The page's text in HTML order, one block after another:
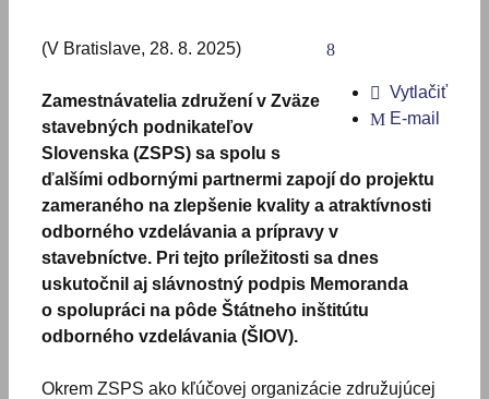
Vytlačiť
E-mail
(V Bratislave, 28. 8. 2025)
Zamestnávatelia združení v Zväze
stavebných podnikateľov
Slovenska (ZSPS) sa spolu s
ďalšími odbornými partnermi zapojí do projektu
zameraného na zlepšenie kvality a atraktívnosti
odborného vzdelávania a prípravy v
stavebníctve. Pri tejto príležitosti sa dnes
uskutočnil aj slávnostný podpis Memoranda
o spolupráci na pôde Štátneho inštitútu
odborného vzdelávania (ŠIOV).
Okrem ZSPS ako kľúčovej organizácie združujúcej